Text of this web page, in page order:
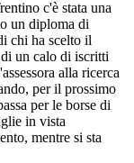
c'è stata una
un diploma di
chi ha scelto il
un calo di iscritti
alla ricerca
per il prossimo
per le borse di
in vista
mentre si sta